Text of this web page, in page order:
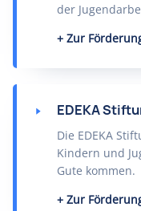
der
Zur
EDEKA
Die EDEKA
Kindern und
Gute kommen.
Zur